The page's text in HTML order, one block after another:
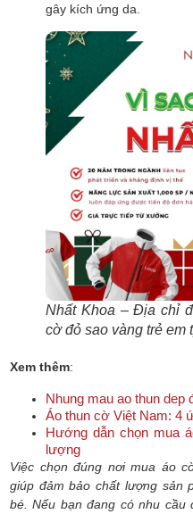
gây kích ứng da.
Nhất Khoa – Địa chỉ
cờ đỏ sao vàng trẻ em
Xem thêm:
Nhung mau ao thun
Áo thun cờ Việt Nam: 4
Hướng dẫn chọn mua
lượng
Việc chọn đúng nơi mua áo
giúp đảm bảo chất lượng sản
bé. Nếu bạn đang có nhu